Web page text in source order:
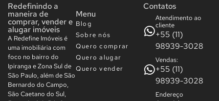
Redefinindo a
maneira de
comprar, vender e
alugar imóveis
A Redefine Imóveis é
uma imobiliária com
foco no bairro do
Ipiranga e Zona Sul de
São Paulo, além de São
Bernardo do Campo,
São Caetano do Sul,
Menu
Blog
Sobre nós
Quero comprar
Quero alugar
Quero vender
Contatos
Atendimento ao
cliente
+55 (11)
98939-3028
Vendas:
+55 (11)
98939-3028
Endereço